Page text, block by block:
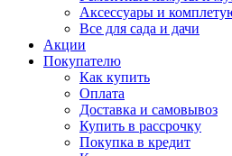
Аксессуары и
Все для сада и дачи
Акции
Покупателю
Как купить
Оплата
Доставка и самовывоз
Купить в рассрочку
Покупка в кредит